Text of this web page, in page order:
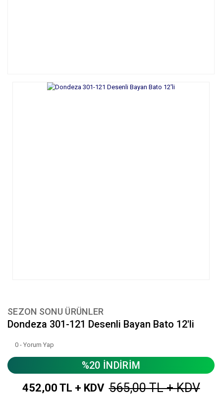
SEZON SONU ÜRÜNLER
Dondeza 301-121 Desenli Bayan Bato 12'li
0 - Yorum Yap
%20 İNDİRİM
452,00 TL + KDV 565,00 TL + KDV